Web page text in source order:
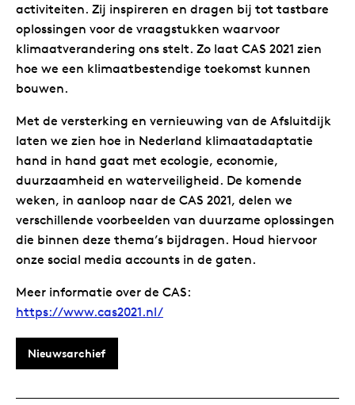
activiteiten. Zij inspireren en dragen bij tot tastbare
oplossingen voor de vraagstukken waarvoor
klimaatverandering ons stelt. Zo laat CAS 2021 zien
hoe we een klimaatbestendige toekomst kunnen
bouwen.
Met de versterking en vernieuwing van de Afsluitdijk
laten we zien hoe in Nederland klimaatadaptatie
hand in hand gaat met ecologie, economie,
duurzaamheid en waterveiligheid. De komende
weken, in aanloop naar de CAS 2021, delen we
verschillende voorbeelden van duurzame oplossingen
die binnen deze thema’s bijdragen. Houd hiervoor
onze social media accounts in de gaten.
Meer informatie over de CAS:
https://www.cas2021.nl/
Nieuwsarchief